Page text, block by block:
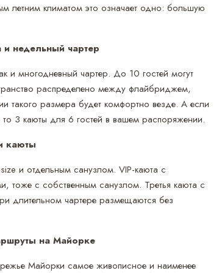
климатом это означает одно: большую
недельный чартер
и многодневный чартер. До 10 гостей могут
распределено между флайбриджем,
такого размера будет комфортно везде. А если
3 каюты для 6 гостей в вашем распоряжении.
каюты
и отдельным санузлом. VIP-каюта с
тоже с собственным санузлом. Третья каюта с
длительном чартере размещаются без
на Майорке
Майорки самое живописное и наименее